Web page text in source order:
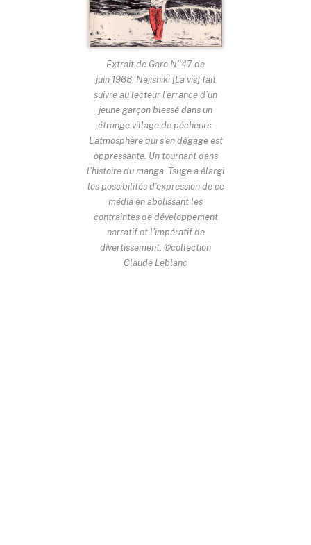
Extrait de Garo N°47 de
juin 1968. Nejishiki [La vis] fait
suivre au lecteur l’errance d’un
jeune garçon blessé dans un
étrange village de pécheurs.
L’atmosphère qui s’en dégage est
oppressante. Un tournant dans
l’histoire du manga. Tsuge a élargi
les possibilités d’expression de ce
média en abolissant les
contraintes de développement
narratif et l’impératif de
divertissement. ©collection
Claude Leblanc